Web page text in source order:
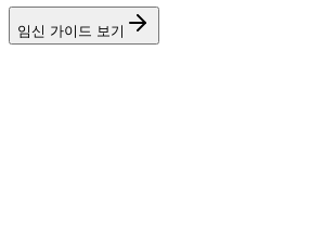
임신 가이드 보기